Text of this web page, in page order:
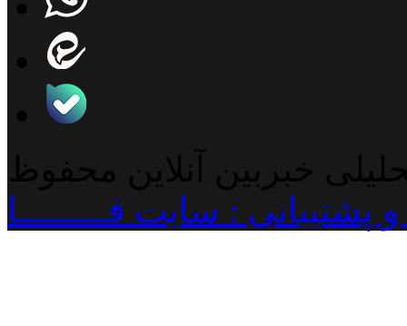
خبربین آنلاین محفوظ
: سایت فـــــــــا